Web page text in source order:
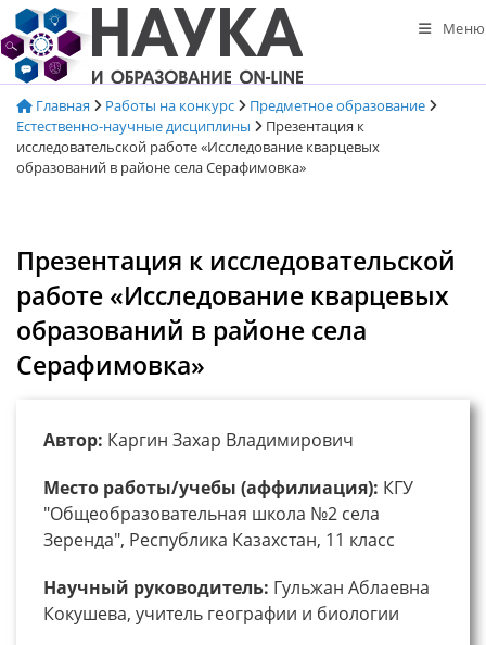
Перейти
к
содержимому
Меню
Главная Работы на конкурс
Предметное образование
Естественно-научные дисциплины
Презентация к
исследовательской работе «Исследование кварцевых
образований в районе села Серафимовка»
Презентация к исследовательской
работе «Исследование кварцевых
образований в районе села
Серафимовка»
Автор: Каргин Захар Владимирович
Место работы/учебы (аффилиация): КГУ
"Общеобразовательная школа №2 села
Зеренда", Республика Казахстан, 11 класс
Научный руководитель: Гульжан Аблаевна
Кокушева, учитель географии и биологии